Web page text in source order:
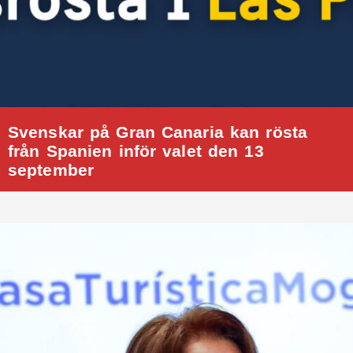
Svenskar på Gran Canaria kan rösta
från Spanien inför valet den 13
september